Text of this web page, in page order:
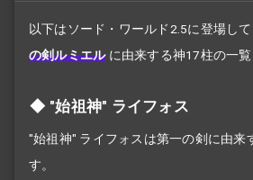
以下はソード・ワールド2.5に登場して
の剣ルミエル に由来する神17柱の一覧
"始祖神" ライフォス
"始祖神" ライフォスは第一の剣に由来
す。